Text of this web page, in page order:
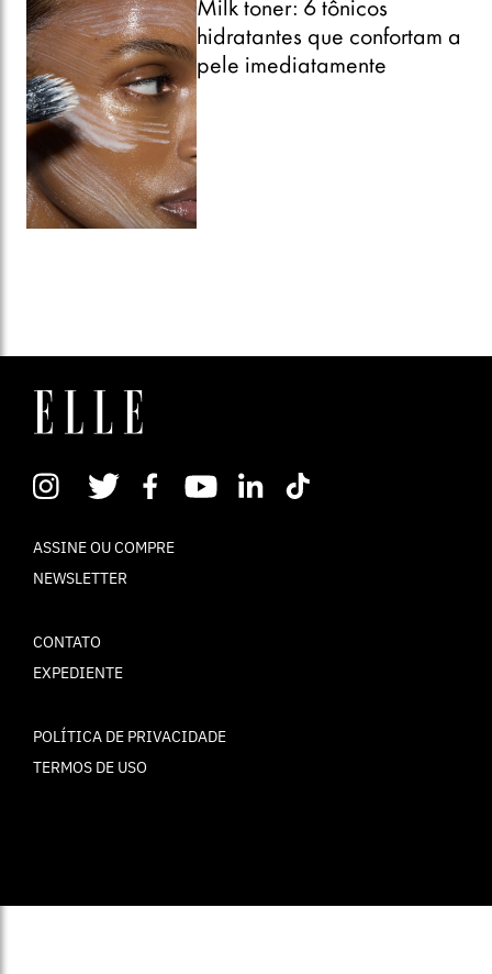
Milk toner: 6 tônicos
hidratantes que confortam a
pele imediatamente
ASSINE OU COMPRE
NEWSLETTER
CONTATO
EXPEDIENTE
POLÍTICA DE PRIVACIDADE
TERMOS DE USO